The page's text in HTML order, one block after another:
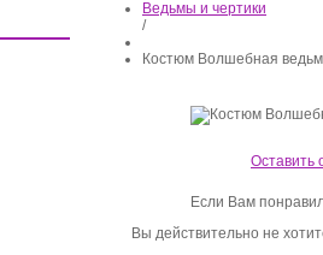
Ведьмы и чертики
/
Костюм Волшебная
Оставить
Если Вам
Вы действительно не